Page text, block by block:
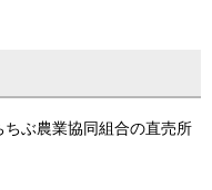
ぶ農業協同組合の直売所